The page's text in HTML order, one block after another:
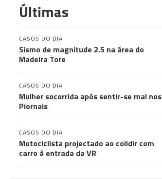
Últimas
CASOS DO DIA
Sismo de magnitude 2.5 na área do
Madeira Tore
CASOS DO DIA
Mulher socorrida após sentir-se mal nos
Piornais
CASOS DO DIA
Motociclista projectado ao colidir com
carro à entrada da VR